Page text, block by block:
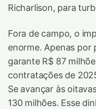
Richarlison, para
Fora de campo, o
enorme. Apenas por
garante R$ 87
contratações de
Se avançar às
130 milhões. Esse